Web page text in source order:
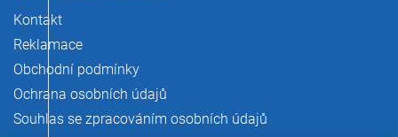
Kontakt
Reklamace
Obchodní podmínky
Ochrana osobních údajů
Souhlas se zpracováním osobních údajů